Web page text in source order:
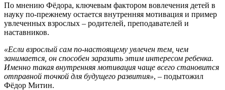
По мнению Фёдора, ключевым фактором вовлечения детей в
науку по-прежнему остается внутренняя мотивация и пример
увлеченных взрослых – родителей, преподавателей и
наставников.
«Если взрослый сам по-настоящему увлечен тем, чем
занимается, он способен заразить этим интересом ребенка.
Именно такая внутренняя мотивация чаще всего становится
отправной точкой для будущего развития», – подытожил
Фёдор Митин.